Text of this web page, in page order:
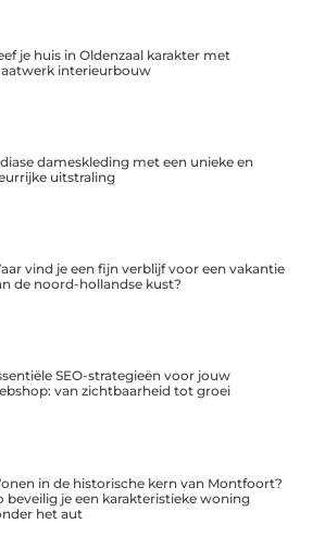
je huis in Oldenzaal karakter met
interieurbouw
dameskleding met een unieke en
uitstraling
vind je een fijn verblijf voor een vakantie
de noord-hollandse kust?
SEO-strategieën voor jouw
van zichtbaarheid tot groei
in de historische kern van Montfoort?
beveilig je een karakteristieke woning
het aut